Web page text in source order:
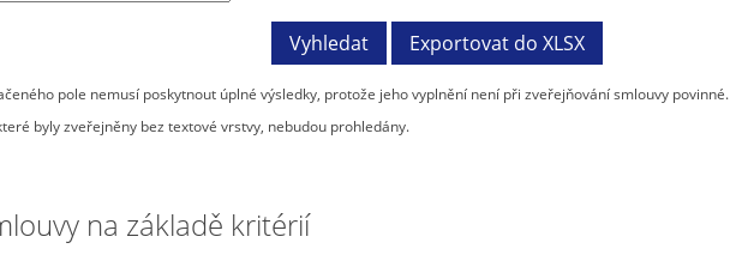
pole nemusí poskytnout úplné výsledky, protože jeho vyplnění není při zveřejňování smlouvy povinné.
byly zveřejněny bez textové vrstvy, nebudou prohledány.
na základě kritérií